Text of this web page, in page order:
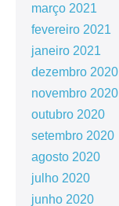
março 2021
fevereiro 2021
janeiro 2021
dezembro 2020
novembro 2020
outubro 2020
setembro 2020
agosto 2020
julho 2020
junho 2020